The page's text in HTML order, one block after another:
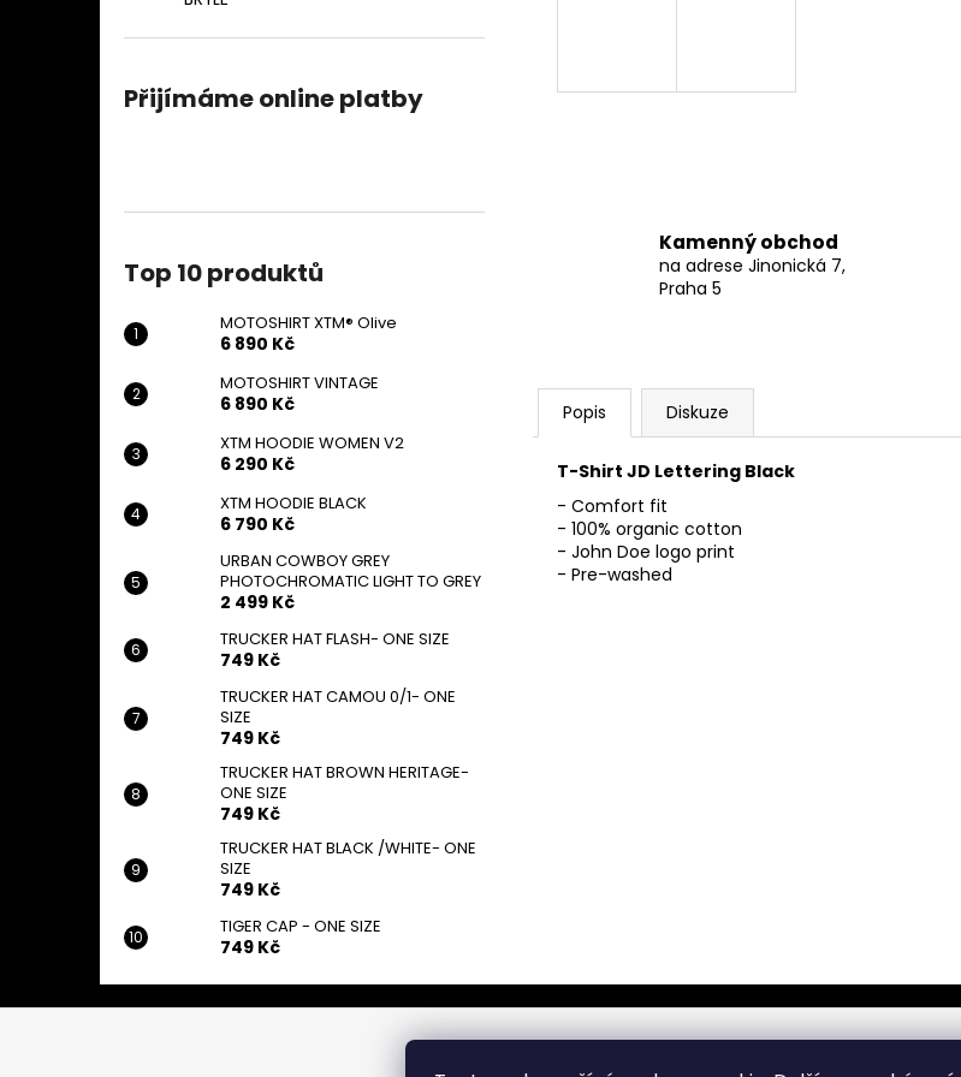
Přijímáme online platby
Top 10 produktů
MOTOSHIRT XTM® Olive
6 890 Kč
MOTOSHIRT VINTAGE
6 890 Kč
XTM HOODIE WOMEN V2
6 290 Kč
XTM HOODIE BLACK
6 790 Kč
URBAN COWBOY GREY
PHOTOCHROMATIC LIGHT TO GREY
2 499 Kč
TRUCKER HAT FLASH- ONE SIZE
749 Kč
TRUCKER HAT CAMOU 0/1- ONE
SIZE
749 Kč
TRUCKER HAT BROWN HERITAGE-
ONE SIZE
749 Kč
TRUCKER HAT BLACK /WHITE- ONE
SIZE
749 Kč
TIGER CAP - ONE SIZE
749 Kč
Kamenný obchod
na adrese Jinonická 7,
Praha 5
Popis Diskuze
T-Shirt JD Lettering Black
- Comfort fit
- 100% organic cotton
- John Doe logo print
- Pre-washed
MOTOSHIRT XTM® OLIVE
6 890 Kč
Z